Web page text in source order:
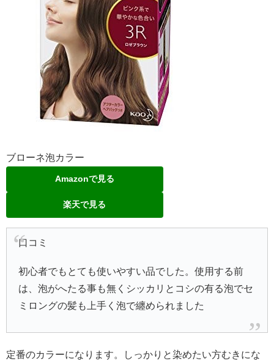
ブローネ泡カラー
Amazonで見る
楽天で見る
口コミ
初心者でもとても使いやすい品でした。使用する前
は、泡がへたる事も無くシッカリとコシの有る泡でセ
ミロングの髪も上手く泡で纏められました
定番のカラーになります。しっかりと染めたい方むきにな